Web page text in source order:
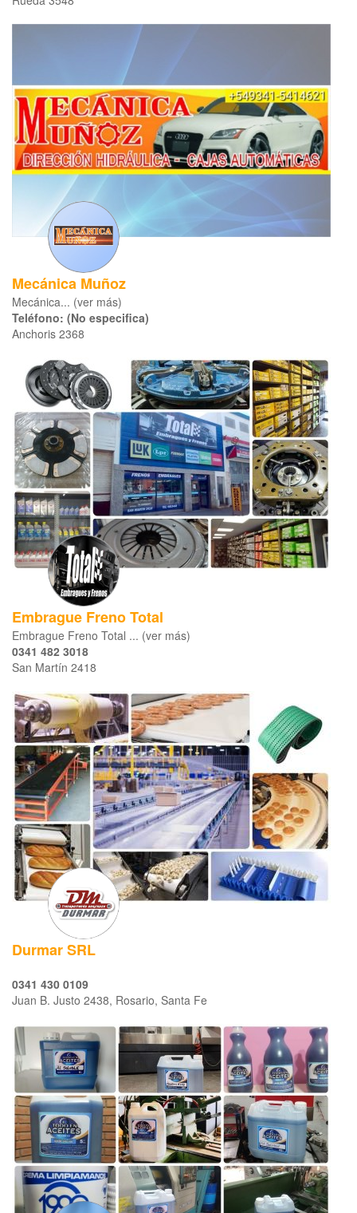
Mecánica Muñoz
Mecánica... (ver más)
Teléfono: (No especifica)
Anchoris 2368
Embrague Freno Total
Embrague Freno Total ... (ver más)
0341 482 3018
San Martín 2418
Durmar SRL
0341 430 0109
Juan B. Justo 2438, Rosario, Santa Fe